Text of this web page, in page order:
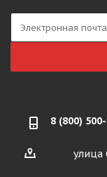
8 (800)
улица